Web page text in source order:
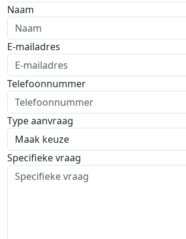
Naam
E-mailadres
Telefoonnummer
Type aanvraag
Specifieke vraag